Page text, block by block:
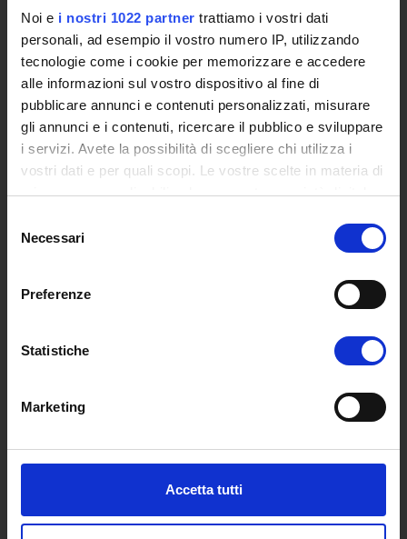
Noi e i nostri 1022 partner trattiamo i vostri dati
personali, ad esempio il vostro numero IP, utilizzando
tecnologie come i cookie per memorizzare e accedere
alle informazioni sul vostro dispositivo al fine di
pubblicare annunci e contenuti personalizzati, misurare
gli annunci e i contenuti, ricercare il pubblico e sviluppare
i servizi. Avete la possibilità di scegliere chi utilizza i
vostri dati e per quali scopi. Le vostre scelte in materia di
privacy sono applicabili solo su questa proprietà digitale
modificare o revocare il proprio consenso in qualsiasi
momento dalla Dichiarazione sui cookie o facendo clic
raccogliere informazioni sulla tua posizione
geografica, con un'approssimazione di qualche
Identificare il tuo dispositivo, scansionandolo
Approfondisci come vengono elaborati i tuoi dati personali
modificare o ritirare il tuo consenso in qualsiasi momento
delNecessari
Preferenze
Statistiche
Marketing
Accetta tutti
Certified E-mail
Rector Inbox
TEACHING
Degree Courses
Advanced training courses
Research Doctorate
Qualifying educational programs for initial teacher training,
DPCM 4/8/23
Academic Master - Forms